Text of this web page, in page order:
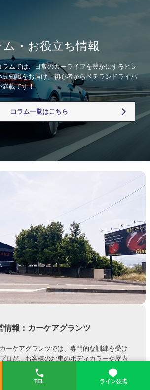
ム・お役立ち情報
ラムでは、日常のカーライフを豊かにするヒン
知識をお届け。初心者からベテランドライバ
満載です！
コラム一覧はこちら
情報：カーケアグランツ
ーケアグランツでは、専門的な訓練を受け
ロが、お客様のお車のボディカラーや屋内
管環境、洗車など日常のメンテナンス方法
国エリア全域からのオーナー様に適したベ
TEL ライン公式